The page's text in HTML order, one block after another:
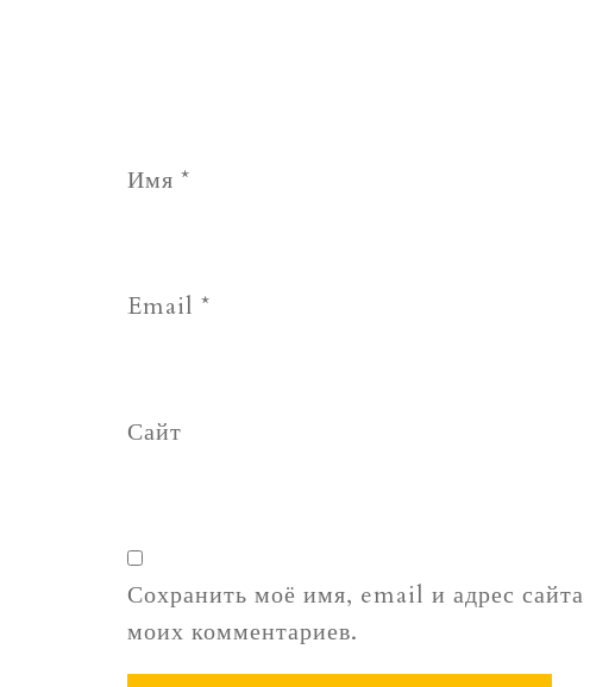
Имя *
Email *
Сайт
Сохранить моё имя, email и адрес
моих комментариев.